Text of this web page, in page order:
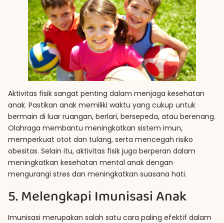
Aktivitas fisik sangat penting dalam menjaga kesehatan
anak. Pastikan anak memiliki waktu yang cukup untuk
bermain di luar ruangan, berlari, bersepeda, atau berenang.
Olahraga membantu meningkatkan sistem imun,
memperkuat otot dan tulang, serta mencegah risiko
obesitas. Selain itu, aktivitas fisik juga berperan dalam
meningkatkan kesehatan mental anak dengan
mengurangi stres dan meningkatkan suasana hati.
5. Melengkapi Imunisasi Anak
Imunisasi merupakan salah satu cara paling efektif dalam